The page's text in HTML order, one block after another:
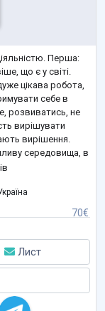
Перша:
що є у світі.
цікава робота,
себе в
розвиватись, не
вирішувати
вирішення.
середовища, в
зі
70€
Лист